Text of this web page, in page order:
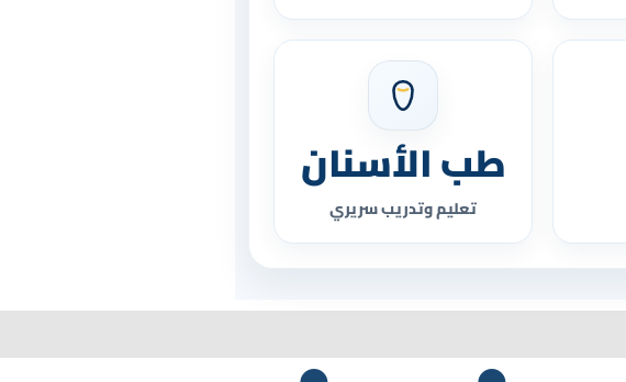
طب الأسنان
تعليم وتدريب سريري